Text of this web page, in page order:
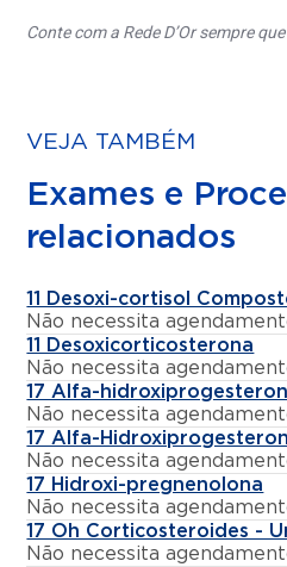
Conte com a Rede D’Or sempre
VEJA TAMBÉM
Exames e
relacionados
11 Desoxi-cortisol
Não necessita
11 Desoxicorticosterona
Não necessita
17 Alfa-
Não necessita
17 Alfa-
Não necessita
17 Hidroxi-pregnenolona
Não necessita
17 Oh Corticosteroides -
Não necessita